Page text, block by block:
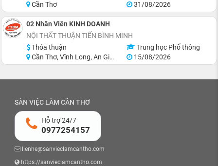
Cần Thơ
31/08/2026
02 Nhân Viên KINH DOANH
NỘI THẤT THUẬN TIẾN BÌNH MINH
Thỏa thuận
Trung học Phổ thông
Cần Thơ, Vĩnh Long, An Giang, Đồng Tháp, Tiền Giang, Bến Tre
15/08/2026
SÀN VIỆC LÀM CẦN THƠ
Hỗ trợ 24/7
0977254157
lienhe@sanvieclamcantho.com
https://sanvieclamcantho.com